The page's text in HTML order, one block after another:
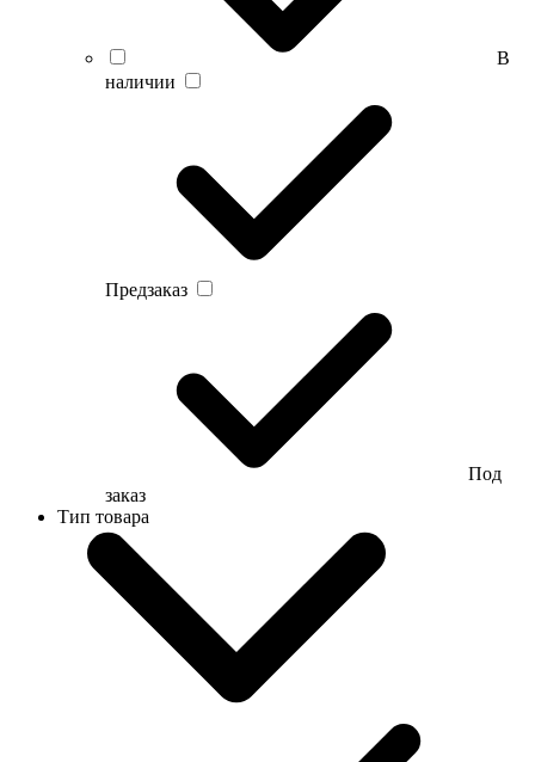
В
наличии
Предзаказ
Под
заказ
Тип товара